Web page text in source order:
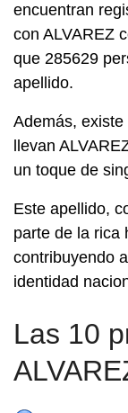
encuentran
con ALVAREZ
que 285629
apellido.
Además,
llevan
un toque de
Este apellido,
parte de la rica
contribuyendo
identidad
Las 10